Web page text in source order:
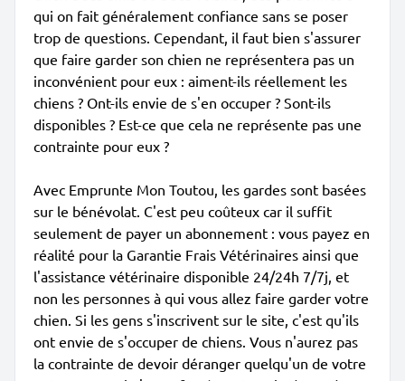
qui on fait généralement confiance sans se poser
trop de questions. Cependant, il faut bien s'assurer
que faire garder son chien ne représentera pas un
inconvénient pour eux : aiment-ils réellement les
chiens ? Ont-ils envie de s'en occuper ? Sont-ils
disponibles ? Est-ce que cela ne représente pas une
contrainte pour eux ?
Avec Emprunte Mon Toutou, les gardes sont basées
sur le bénévolat. C'est peu coûteux car il suffit
seulement de payer un abonnement : vous payez en
réalité pour la Garantie Frais Vétérinaires ainsi que
l'assistance vétérinaire disponible 24/24h 7/7j, et
non les personnes à qui vous allez faire garder votre
chien. Si les gens s'inscrivent sur le site, c'est qu'ils
ont envie de s'occuper de chiens. Vous n'aurez pas
la contrainte de devoir déranger quelqu'un de votre